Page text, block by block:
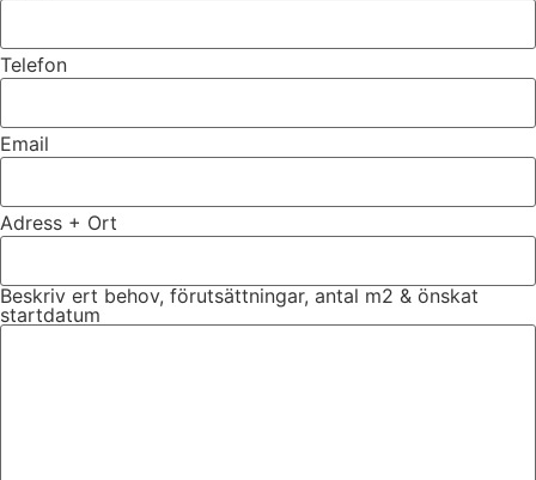
Telefon
Email
Adress + Ort
Beskriv ert behov, förutsättningar, antal m2 & önskat
startdatum